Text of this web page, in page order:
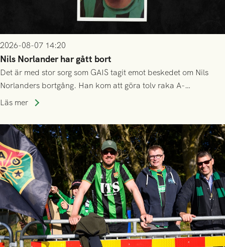
2026-08-07 14:20
Nils Norlander har gått bort
Det är med stor sorg som GAIS tagit emot beskedet om Nils
Norlanders bortgång. Han kom att göra tolv raka A-
lagssäsonger i Grönsvart och är en av få spelare som i GAIS
Läs mer